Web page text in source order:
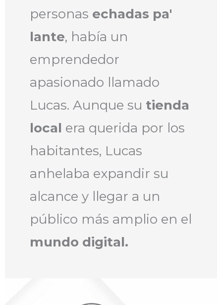
personas echadas pa'
lante, había un
emprendedor
apasionado llamado
Lucas. Aunque su tienda
local era querida por los
habitantes, Lucas
anhelaba expandir su
alcance y llegar a un
público más amplio en el
mundo digital.